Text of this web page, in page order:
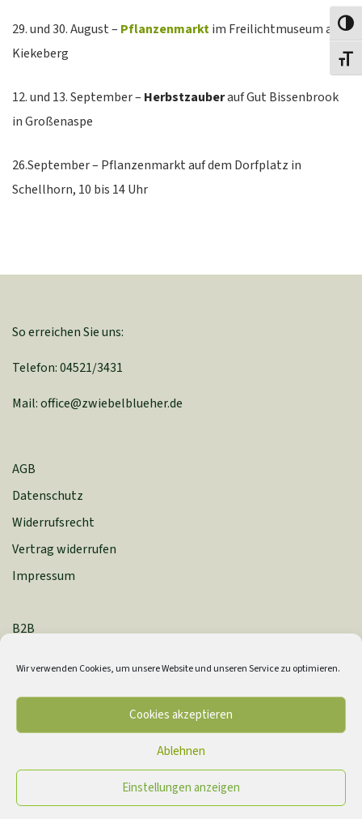
Wir verwenden Cookies, um unsere Website und unseren Service zu optimieren.
Cookies akzeptieren
Ablehnen
Einstellungen anzeigen
29. und 30. August – Pflanzenmarktim Freilichtmuseum am
Kiekeberg
12. und 13. September – Herbstzauberauf Gut Bissenbrook
in Großenaspe
26.September – Pflanzenmarkt auf dem Dorfplatz in
Schellhorn, 10 bis 14 Uhr
So erreichen Sie uns:
Telefon: 04521/3431
Mail: office@zwiebelblueher.de
AGB
Datenschutz
Widerrufsrecht
Vertrag widerrufen
Impressum
B2B
Cookie-Richtlinie (EU)